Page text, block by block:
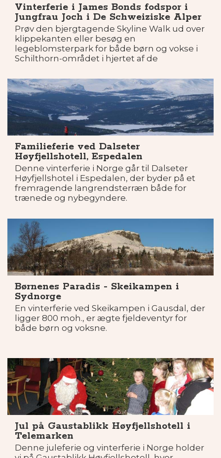
Vinterferie i James Bonds fodspor i
Jungfrau Joch i De Schweiziske Alper
Prøv den bjergtagende Skyline Walk ud over
klippekanten eller besøg en
legeblomsterpark for både børn og vokse i
Schilthorn-området i hjertet af de
Familieferie ved Dalseter
Høyfjellshotell, Espedalen
Denne vinterferie i Norge går til Dalseter
Høyfjellshotel i Espedalen, der byder på et
fremragende langrendsterræn både for
trænede og nybegyndere.
Børnenes Paradis - Skeikampen i
Sydnorge
En vinterferie ved Skeikampen i Gausdal, der
ligger 800 moh., er ægte fjeldeventyr for
både børn og voksne.
Jul på Gaustablikk Høyfjellshotell i
Telemarken
Denne juleferie og vinterferie i Norge holder